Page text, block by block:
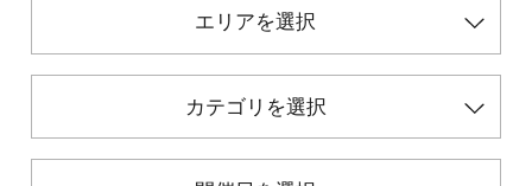
マイページ
エリアを選択
カテゴリを選択